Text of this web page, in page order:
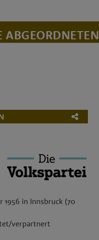
ABGEORDNETEN
1956 in Innsbruck (70
verpartnert